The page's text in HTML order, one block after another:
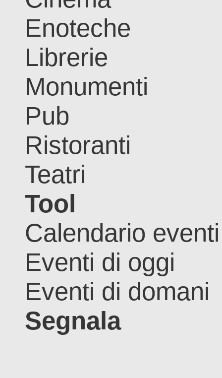
Enoteche
Librerie
Monumenti
Pub
Ristoranti
Teatri
Tool
Calendario eventi
Eventi di oggi
Eventi di domani
Segnala